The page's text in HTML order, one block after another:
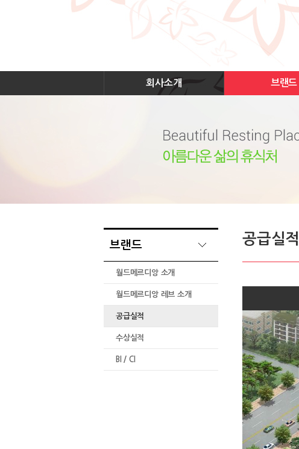
회사소개 브랜드
브랜드
월드메르디앙 소개
월드메르디앙 레브 소개
공급실적
수상실적
BI / CI
공급실적